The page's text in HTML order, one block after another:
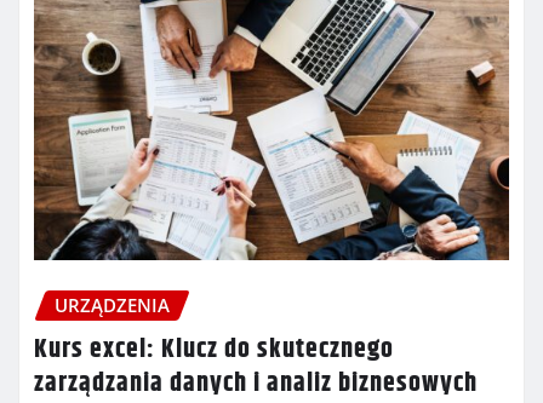
URZĄDZENIA
Kurs excel: Klucz do skutecznego
zarządzania danych i analiz biznesowych